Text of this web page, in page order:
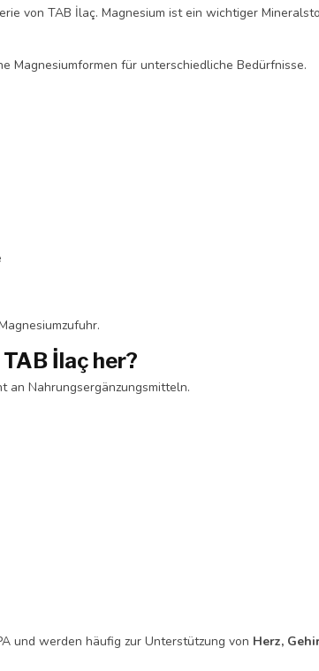
von TAB İlaç. Magnesium ist ein wichtiger
Magnesiumformen für unterschiedliche Bedürfnisse.
İlaç her?
an Nahrungsergänzungsmitteln.
und werden häufig zur Unterstützung von Herz,